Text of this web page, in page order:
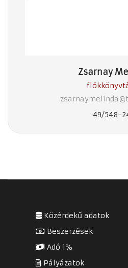
Zsarnay
49/548-
Közérdekű adatok
Beszerzések
Adó 1%
Pályázatok